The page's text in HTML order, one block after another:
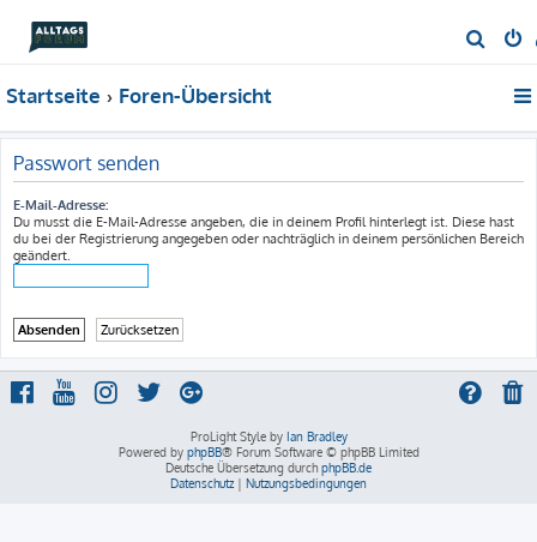
u
Startseite Foren-Übersicht
Passwort senden
E-Mail-Adresse:
Du musst die E-Mail-Adresse angeben, die in deinem Profil hinterlegt ist. Diese hast
du bei der Registrierung angegeben oder nachträglich in deinem persönlichen Bereich
geändert.
ProLight Style by Ian Bradley
Powered by phpBB® Forum Software © phpBB Limited
Deutsche Übersetzung durch phpBB.de
Datenschutz | Nutzungsbedingungen